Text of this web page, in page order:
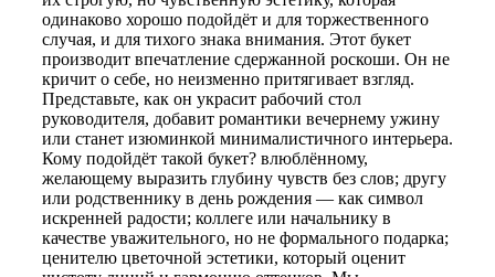
одинаково хорошо подойдёт и для торжественного
случая, и для тихого знака внимания. Этот букет
производит впечатление сдержанной роскоши. Он не
кричит о себе, но неизменно притягивает взгляд.
Представьте, как он украсит рабочий стол
руководителя, добавит романтики вечернему ужину
или станет изюминкой минималистичного интерьера.
Кому подойдёт такой букет? влюблённому,
желающему выразить глубину чувств без слов; другу
или родственнику в день рождения — как символ
искренней радости; коллеге или начальнику в
качестве уважительного, но не формального подарка;
ценителю цветочной эстетики, который оценит